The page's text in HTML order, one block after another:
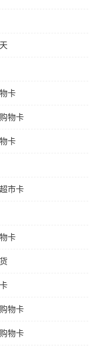
卡
物卡
卡
市卡
卡
物卡
物卡